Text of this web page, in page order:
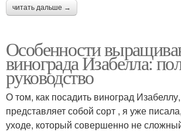
читать дальше →
Особенности
винограда Изабелла:
руководство
О том, как посадить виноград
представляет собой сорт , я уже
уходе, который совершенно не